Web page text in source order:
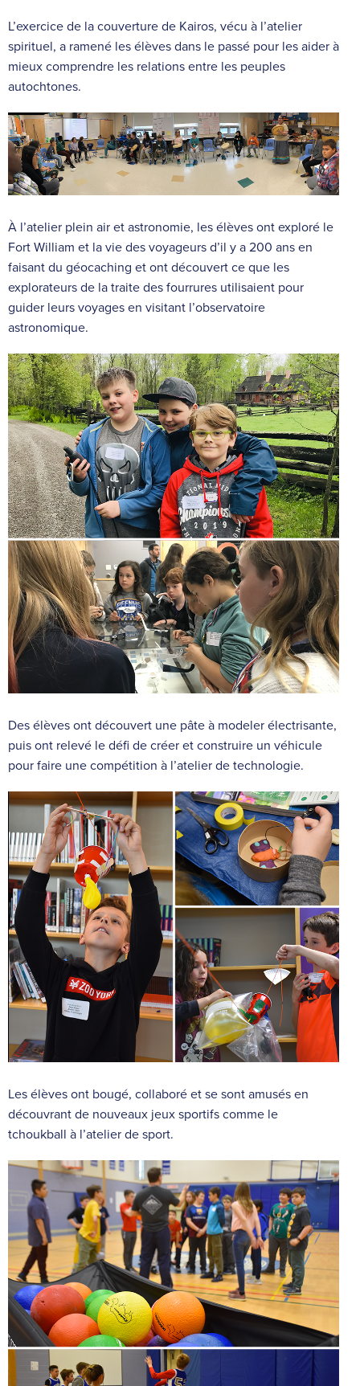
L’exercice de la couverture de Kairos, vécu à l’atelier
spirituel, a ramené les élèves dans le passé pour les aider à
mieux comprendre les relations entre les peuples
autochtones.
À l’atelier plein air et astronomie, les élèves ont exploré le
Fort William et la vie des voyageurs d’il y a 200 ans en
faisant du géocaching et ont découvert ce que les
explorateurs de la traite des fourrures utilisaient pour
guider leurs voyages en visitant l’observatoire
astronomique.
Des élèves ont découvert une pâte à modeler électrisante,
puis ont relevé le défi de créer et construire un véhicule
pour faire une compétition à l’atelier de technologie.
Les élèves ont bougé, collaboré et se sont amusés en
découvrant de nouveaux jeux sportifs comme le
tchoukball à l’atelier de sport.